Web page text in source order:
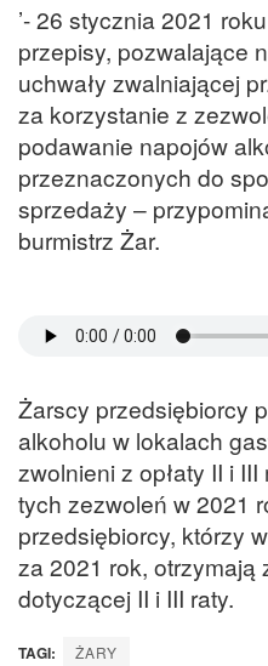
’- 26 stycznia 2021
przepisy, pozwalające
uchwały zwalniającej
za korzystanie z
podawanie napojów
przeznaczonych do
sprzedaży –
burmistrz Żar.
Żarscy przedsiębiorcy
alkoholu w lokalach
zwolnieni z opłaty II i
tych zezwoleń w 2021
przedsiębiorcy, którzy
za 2021 rok, otrzymają
dotyczącej II i III raty.
TAGI: ŻARY